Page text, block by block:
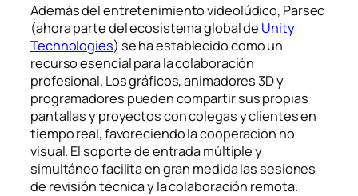
Además del entretenimiento videolúdico, Parsec
(ahora parte del ecosistema global de Unity
Technologies) se ha establecido como un
recurso esencial para la colaboración
profesional. Los gráficos, animadores 3D y
programadores pueden compartir sus propias
pantallas y proyectos con colegas y clientes en
tiempo real, favoreciendo la cooperación no
visual. El soporte de entrada múltiple y
simultáneo facilita en gran medida las sesiones
de revisión técnica y la colaboración remota.